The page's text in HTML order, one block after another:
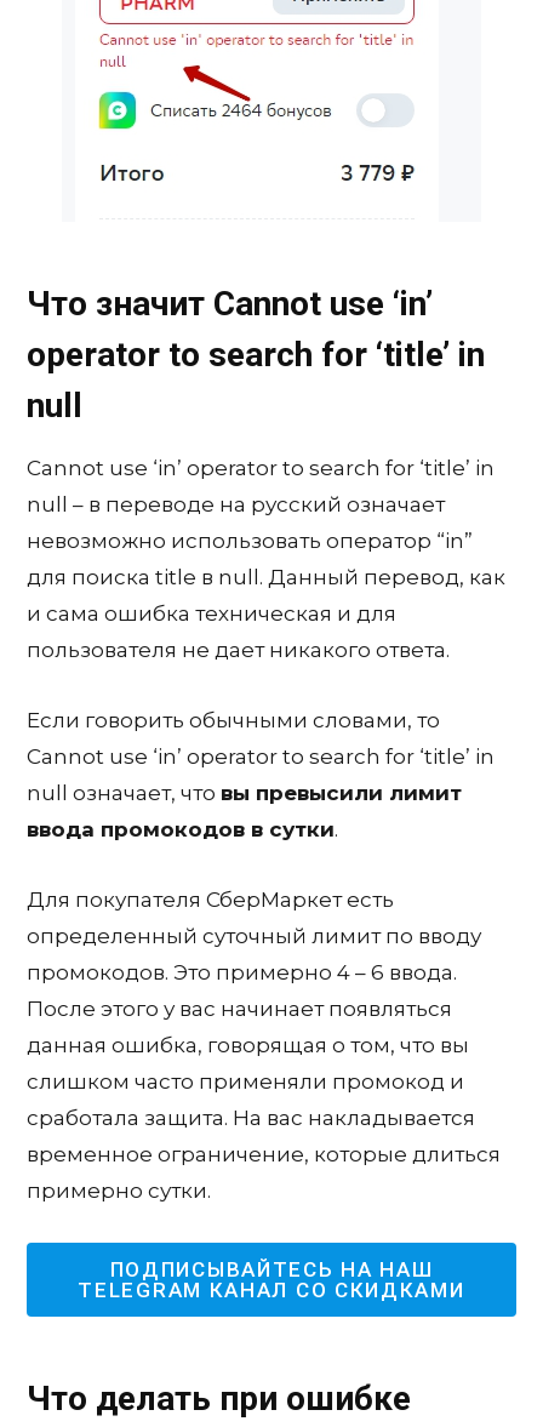
Что значит Cannot use ‘in’
operator to search for ‘title’ in
null
Cannot use ‘in’ operator to search for ‘title’ in
null – в переводе на русский означает
невозможно использовать оператор “in”
для поиска title в null. Данный перевод, как
и сама ошибка техническая и для
пользователя не дает никакого ответа.
Если говорить обычными словами, то
Cannot use ‘in’ operator to search for ‘title’ in
null означает, что вы превысили лимит
ввода промокодов в сутки.
Для покупателя СберМаркет есть
определенный суточный лимит по вводу
промокодов. Это примерно 4 – 6 ввода.
После этого у вас начинает появляться
данная ошибка, говорящая о том, что вы
слишком часто применяли промокод и
сработала защита. На вас накладывается
временное ограничение, которые длиться
примерно сутки.
ПОДПИСЫВАЙТЕСЬ НА НАШ
TELEGRAM КАНАЛ СО СКИДКАМИ
Что делать при ошибке